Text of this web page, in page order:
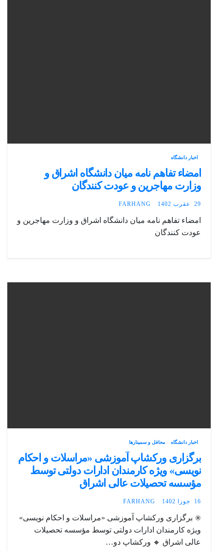
اخبار دانشگاه
امضاء تفاهم نامه میان دانشگاه اشراق و
وزارت مهاجرین و عودت کنندگان
29 عقرب 1402 FARHANG
امضاء تفاهم نامه میان دانشگاه اشراق و وزارت مهاجرین و
عودت کنندگان
اخبار دانشگاه محافل و سمینارها
برگزاری ورکشاپ آموزشی «مراسلات و احکام
نویسی» ویژه کارمندان ادارات دولتی توسط
مؤسسه تحصیلات عالی اشراق
16 جوزا 1402 FARHANG
✳️ برگزاری ورکشاپ آموزشی «مراسلات و احکام نویسی»
ویژه کارمندان ادارات دولتی توسط مؤسسه تحصیلات
عالی اشراق 🔸 ورکشاپ دو…